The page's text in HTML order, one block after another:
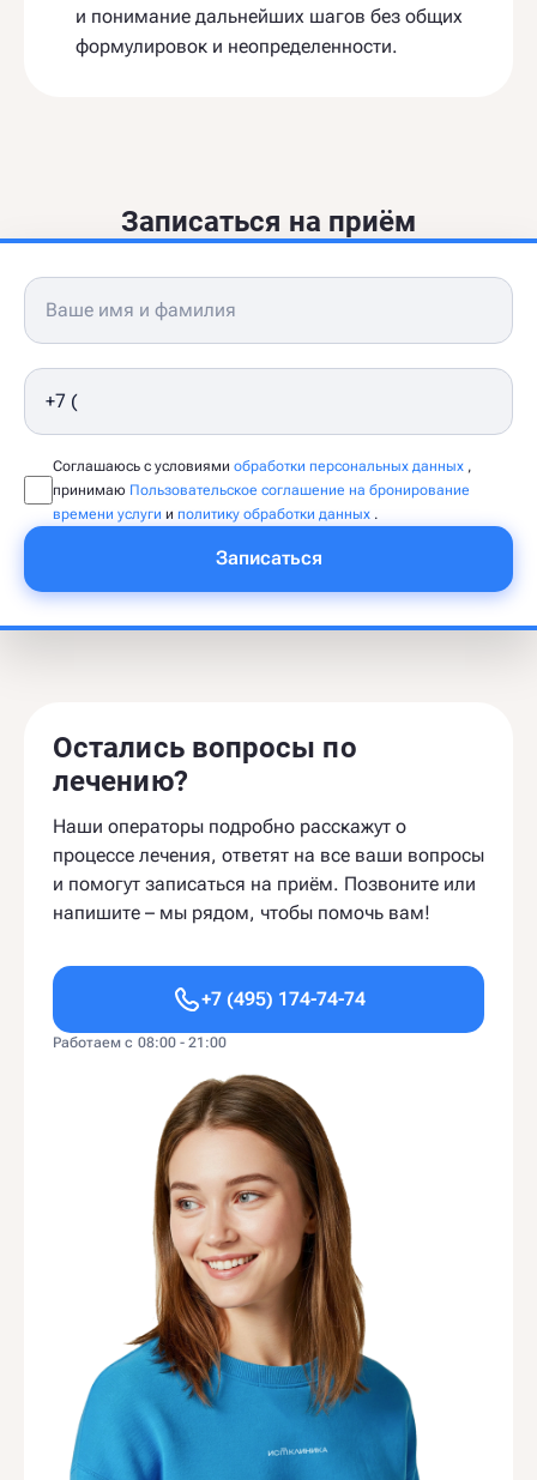
и понимание дальнейших шагов без общих
формулировок и неопределенности.
Записаться на приём
Соглашаюсь с условиями обработки персональных данных ,
принимаю Пользовательское соглашение на бронирование
времени услуги и политику обработки данных .
Записаться
Остались вопросы по
лечению?
Наши операторы подробно расскажут о
процессе лечения, ответят на все ваши вопросы
и помогут записаться на приём. Позвоните или
напишите – мы рядом, чтобы помочь вам!
+7 (495) 174-74-74
Работаем с 08:00 - 21:00